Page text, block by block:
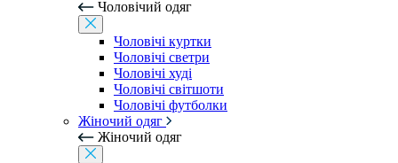
Чоловічий одяг
Чоловічі куртки
Чоловічі светри
Чоловічі худі
Чоловічі світшоти
Чоловічі футболки
Жіночий одяг
Жіночий одяг